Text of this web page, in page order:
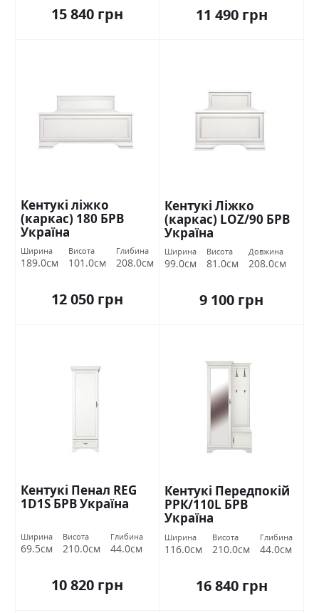
15 840 грн 11 490 грн
Кентукі ліжко
(каркас) 180 БРВ
Україна
Ширина
189.0см
Висота
101.0см
Глибина
208.0см
12 050 грн
Кентукі Ліжко
(каркас) LOZ/90 БРВ
Україна
Ширина
99.0см
Висота
81.0см
Довжина
208.0см
9 100 грн
Кентукі Пенал REG
1D1S БРВ Україна
Ширина
69.5см
Висота
210.0см
Глибина
44.0см
10 820 грн
Кентукі Передпокій
РРК/110L БРВ
Україна
Ширина
116.0см
Висота
210.0см
Глибина
44.0см
16 840 грн